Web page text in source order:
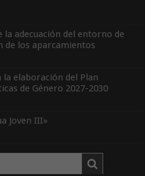
la adecuación del entorno de
de los aparcamientos
la elaboración del Plan
de Género 2027-2030
Joven III»